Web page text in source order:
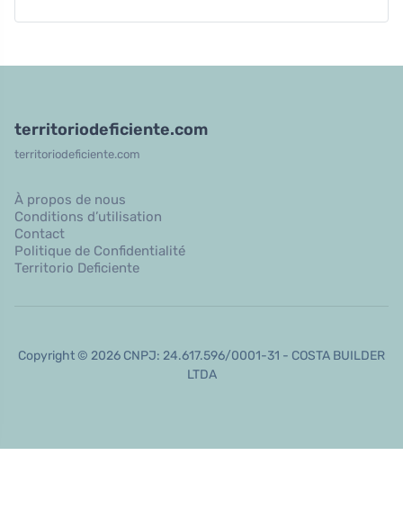
territoriodeficiente.com
territoriodeficiente.com
À propos de nous
Conditions d’utilisation
Contact
Politique de Confidentialité
Territorio Deficiente
Copyright © 2026 CNPJ: 24.617.596/0001-31 - COSTA BUILDER
LTDA